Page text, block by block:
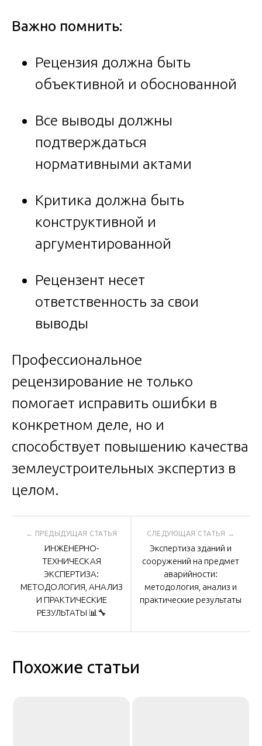
Важно помнить:
Рецензия должна быть
объективной и обоснованной
Все выводы должны
подтверждаться
нормативными актами
Критика должна быть
конструктивной и
аргументированной
Рецензент несет
ответственность за свои
выводы
Профессиональное
рецензирование не только
помогает исправить ошибки в
конкретном деле, но и
способствует повышению качества
землеустроительных экспертиз в
целом.
Навигация
записям
ИНЖЕНЕРНО-
ТЕХНИЧЕСКАЯ
ЭКСПЕРТИЗА:
МЕТОДОЛОГИЯ, АНАЛИЗ
И ПРАКТИЧЕСКИЕ
РЕЗУЛЬТАТЫ 📊🔧
Экспертиза зданий и
сооружений на предмет
аварийности:
методология, анализ и
практические результаты
Похожие статьи